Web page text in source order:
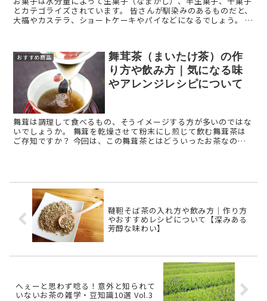
とカテゴライズされています。 皆さんが馴染みのあるものだと、
大福やカステラ、ショートケーキやパイなどになるでしょう。 今
おすすめ商品
舞茸茶（まいたけ茶）の作
り方や飲み方｜気になる味
やアレンジレシピについて
舞茸は調理して食べるもの、そうイメージする方が多いのではな
いでしょうか。 舞茸を乾燥させて粉末にし煎じて飲む舞茸茶は
ご存知ですか？ 今回は、この舞茸茶とはどういったお茶なの
韃靼そば茶の入れ方や飲み方｜作り方
やおすすめレシピについて【深みある
芳醇な味わい】
へぇーと思わず唸る！意外と知られて
いないお茶の雑学・豆知識10選 Vol.3